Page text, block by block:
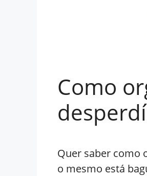
Como
Quer saber como
o mesmo está